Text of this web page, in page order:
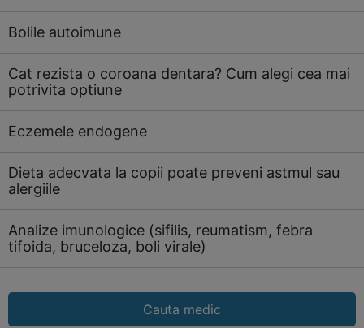
Bolile autoimune
Cat rezista o coroana dentara? Cum alegi cea mai
potrivita optiune
Eczemele endogene
Dieta adecvata la copii poate preveni astmul sau
alergiile
Analize imunologice (sifilis, reumatism, febra
tifoida, bruceloza, boli virale)
Cauta medic